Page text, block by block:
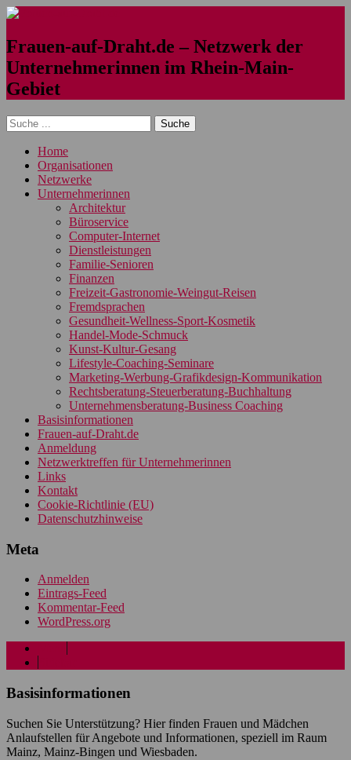
Frauen-auf-Draht.de – Netzwerk der
Unternehmerinnen im Rhein-Main-
Gebiet
Home
Organisationen
Netzwerke
Unternehmerinnen
Architektur
Büroservice
Computer-Internet
Dienstleistungen
Familie-Senioren
Finanzen
Freizeit-Gastronomie-Weingut-Reisen
Fremdsprachen
Gesundheit-Wellness-Sport-Kosmetik
Handel-Mode-Schmuck
Kunst-Kultur-Gesang
Lifestyle-Coaching-Seminare
Marketing-Werbung-Grafikdesign-Kommunikation
Rechtsberatung-Steuerberatung-Buchhaltung
Unternehmensberatung-Business Coaching
Basisinformationen
Frauen-auf-Draht.de
Anmeldung
Netzwerktreffen für Unternehmerinnen
Links
Kontakt
Cookie-Richtlinie (EU)
Datenschutzhinweise
Meta
Anmelden
Eintrags-Feed
Kommentar-Feed
WordPress.org
Basisinformationen
Suchen Sie Unterstützung? Hier finden Frauen und Mädchen
Anlaufstellen für Angebote und Informationen, speziell im Raum
Mainz, Mainz-Bingen und Wiesbaden.